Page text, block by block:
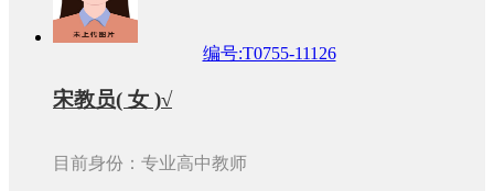
编号:T0755-11126
宋教员( 女 )√
目前身份：专业高中教师